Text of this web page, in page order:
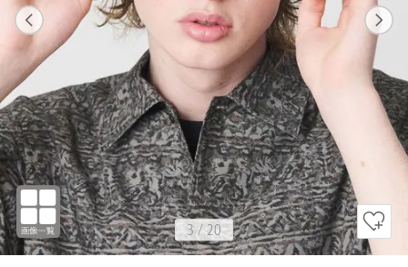
3 / 20
20
BLACK
1 20
NATURAL / FREE
170cm